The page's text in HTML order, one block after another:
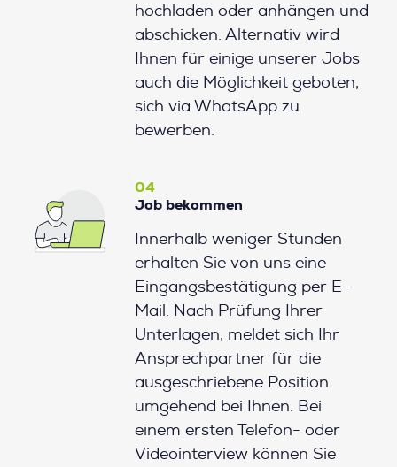
hochladen oder anhängen und
abschicken. Alternativ wird
Ihnen für einige unserer Jobs
auch die Möglichkeit geboten,
sich via WhatsApp zu
bewerben.
04
Job bekommen
Innerhalb weniger Stunden
erhalten Sie von uns eine
Eingangsbestätigung per E-
Mail. Nach Prüfung Ihrer
Unterlagen, meldet sich Ihr
Ansprechpartner für die
ausgeschriebene Position
umgehend bei Ihnen. Bei
einem ersten Telefon- oder
Videointerview können Sie